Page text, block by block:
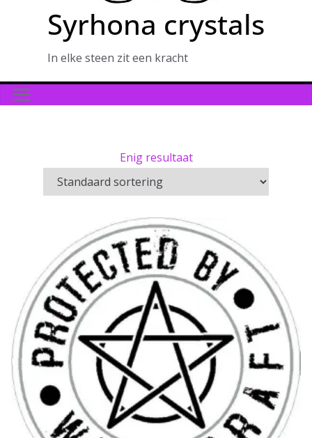
Syrhona crystals
In elke steen zit een kracht
Enig resultaat